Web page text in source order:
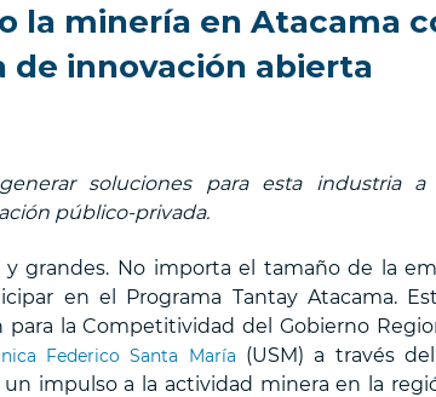
la minería en Atacama
de innovación abierta
soluciones para esta industria
público-privada.
y grandes. No importa el tamaño de la
en el Programa Tantay Atacama.
para la Competitividad del Gobierno
Federico Santa María (USM) a través
un impulso a la actividad minera en la